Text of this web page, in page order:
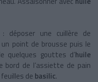
déposer une cuillère de
point de brousse puis le
quelques gouttes d’huile
bord de l’assiette de pain
de basilic.